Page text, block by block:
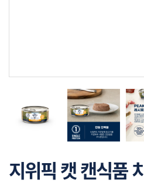
지위픽 캣 캔식품